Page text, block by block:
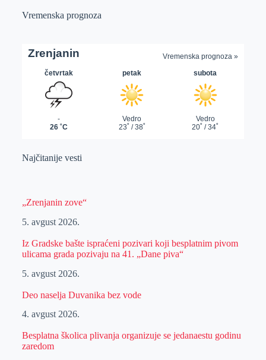
Vremenska prognoza
Najčitanije vesti
„Zrenjanin zove“
5. avgust 2026.
Iz Gradske bašte ispraćeni pozivari koji besplatnim pivom
ulicama grada pozivaju na 41. „Dane piva“
5. avgust 2026.
Deo naselja Duvanika bez vode
4. avgust 2026.
Besplatna školica plivanja organizuje se jedanaestu godinu
zaredom